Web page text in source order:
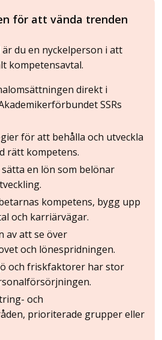
för att vända trenden
du en nyckelperson i att
kompetensavtal.
direkt i
SSRs
för att behålla och utveckla
rätt kompetens.
en lön som belönar
kompetens, bygg upp
och karriärvägar.
av att se över
och lönespridningen.
och friskfaktorer har stor
och
prioriterade grupper eller